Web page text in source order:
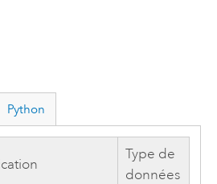
Python
Type de
données